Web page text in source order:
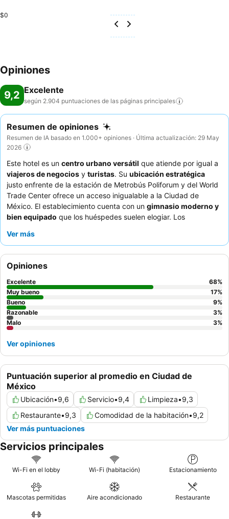
$0
Opiniones
9,2 Excelente
según 2.904 puntuaciones de las páginas principales
Resumen de opiniones
Resumen de IA basado en 1.000+ opiniones · Última actualización: 29 May
2026
Este hotel es un centro urbano versátil que atiende por igual a
viajeros de negocios y turistas. Su ubicación estratégica
justo enfrente de la estación de Metrobús Poliforum y del World
Trade Center ofrece un acceso inigualable a la Ciudad de
México. El establecimiento cuenta con un gimnasio moderno y
bien equipado que los huéspedes suelen elogiar. Los
del atento equipo de recepción y el
solicitar una habitación que no dé a la calle principal.
Ver más
Puntuación superior al promedio en Ciudad de
México
Ubicación•9,6 Servicio•9,4 Limpieza•9,3
Restaurante•9,3 Comodidad de la habitación•9,2
Ver más puntuaciones
Opiniones
Excelente 68%
Muy bueno
17%
Bueno
9%
Razonable
3%
Malo
3%
Ver opiniones
Servicios principales
Wi-Fi en el lobby Wi-Fi (habitación) Estacionamiento
Mascotas permitidas Aire acondicionado Restaurante